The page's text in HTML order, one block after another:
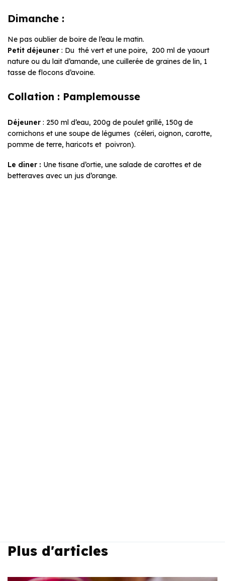
Dimanche :
Ne pas oublier de boire de l’eau le matin.
Petit déjeuner : Du thé vert et une poire, 200 ml de yaourt
nature ou du lait d’amande, une cuillerée de graines de lin, 1
tasse de flocons d’avoine.
Collation : Pamplemousse
Déjeuner : 250 ml d’eau, 200g de poulet grillé, 150g de
cornichons et une soupe de légumes (céleri, oignon, carotte,
pomme de terre, haricots et poivron).
Le diner : Une tisane d’ortie, une salade de carottes et de
betteraves avec un jus d’orange.
Plus d'articles